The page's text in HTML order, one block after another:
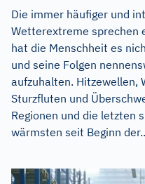
Die immer häufiger und
Wetterextreme sprechen
hat die Menschheit es
und seine Folgen
aufzuhalten. Hitzewellen,
Sturzfluten und
Regionen und die letzten
wärmsten seit Beginn